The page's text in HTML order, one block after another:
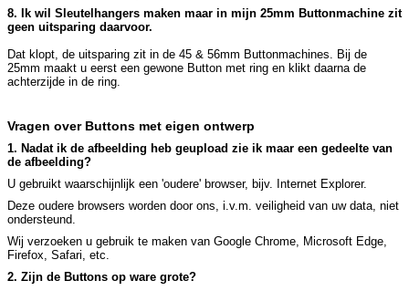
8. Ik wil Sleutelhangers maken maar in mijn 25mm Buttonmachine zit
geen uitsparing daarvoor.
Dat klopt, de uitsparing zit in de 45 & 56mm Buttonmachines. Bij de
25mm maakt u eerst een gewone Button met ring en klikt daarna de
achterzijde in de ring.
Vragen over Buttons met eigen ontwerp
1. Nadat ik de afbeelding heb geupload zie ik maar een gedeelte van
de afbeelding?
U gebruikt waarschijnlijk een 'oudere' browser, bijv. Internet Explorer.
Deze oudere browsers worden door ons, i.v.m. veiligheid van uw data, niet
ondersteund.
Wij verzoeken u gebruik te maken van Google Chrome, Microsoft Edge,
Firefox, Safari, etc.
2. Zijn de Buttons op ware grote?